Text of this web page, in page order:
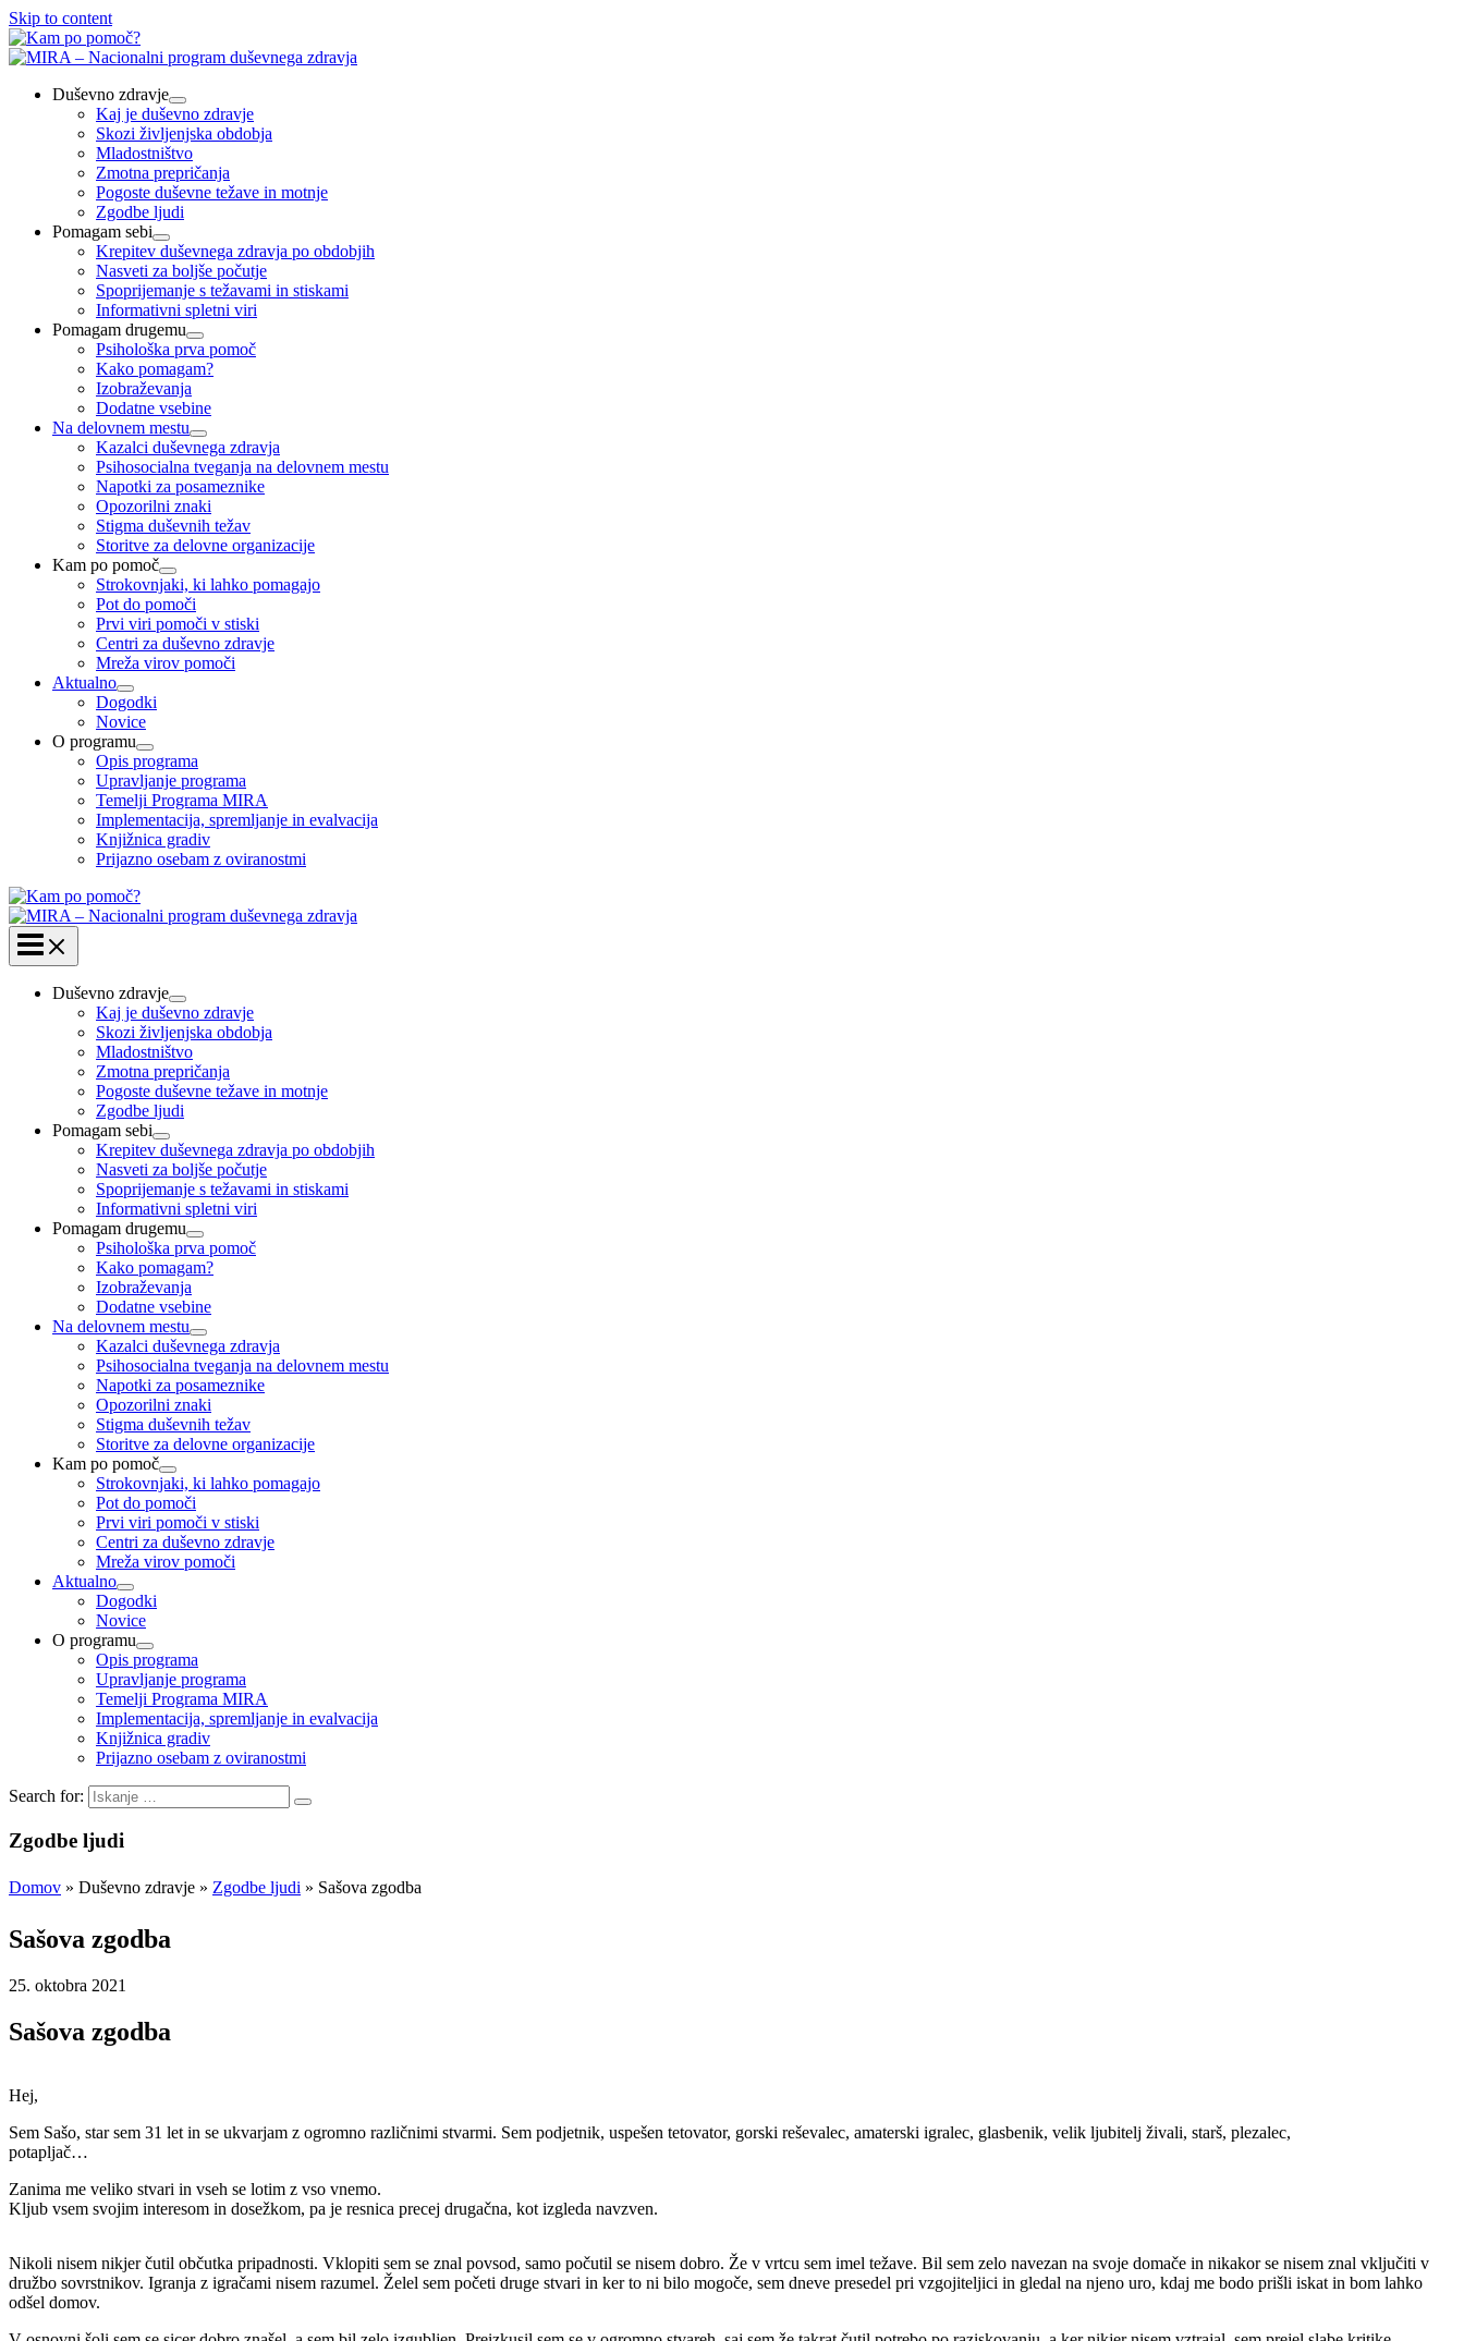
Skip to content
Duševno zdravje
Kaj je duševno zdravje
Skozi življenjska obdobja
Mladostništvo
Zmotna prepričanja
Pogoste duševne težave in motnje
Zgodbe ljudi
Pomagam sebi
Krepitev duševnega zdravja po obdobjih
Nasveti za boljše počutje
Spoprijemanje s težavami in stiskami
Informativni spletni viri
Pomagam drugemu
Psihološka prva pomoč
Kako pomagam?
Izobraževanja
Dodatne vsebine
Na delovnem mestu
Kazalci duševnega zdravja
Psihosocialna tveganja na delovnem mestu
Napotki za posameznike
Opozorilni znaki
Stigma duševnih težav
Storitve za delovne organizacije
Kam po pomoč
Strokovnjaki, ki lahko pomagajo
Pot do pomoči
Prvi viri pomoči v stiski
Centri za duševno zdravje
Mreža virov pomoči
Aktualno
Dogodki
Novice
O programu
Opis programa
Upravljanje programa
Temelji Programa MIRA
Implementacija, spremljanje in evalvacija
Knjižnica gradiv
Prijazno osebam z oviranostmi
Duševno zdravje
Kaj je duševno zdravje
Skozi življenjska obdobja
Mladostništvo
Zmotna prepričanja
Pogoste duševne težave in motnje
Zgodbe ljudi
Pomagam sebi
Krepitev duševnega zdravja po obdobjih
Nasveti za boljše počutje
Spoprijemanje s težavami in stiskami
Informativni spletni viri
Pomagam drugemu
Psihološka prva pomoč
Kako pomagam?
Izobraževanja
Dodatne vsebine
Na delovnem mestu
Kazalci duševnega zdravja
Psihosocialna tveganja na delovnem mestu
Napotki za posameznike
Opozorilni znaki
Stigma duševnih težav
Storitve za delovne organizacije
Kam po pomoč
Strokovnjaki, ki lahko pomagajo
Pot do pomoči
Prvi viri pomoči v stiski
Centri za duševno zdravje
Mreža virov pomoči
Aktualno
Dogodki
Novice
O programu
Opis programa
Upravljanje programa
Temelji Programa MIRA
Implementacija, spremljanje in evalvacija
Knjižnica gradiv
Prijazno osebam z oviranostmi
Search for:
Zgodbe ljudi
Domov » Duševno zdravje » Zgodbe ljudi » Sašova zgodba
Sašova zgodba
25. oktobra 2021
Sašova zgodba
Hej,
Sem Sašo, star sem 31 let in se ukvarjam z ogromno različnimi stvarmi. Sem podjetnik, uspešen tetovator, gorski reševalec, amaterski igralec, glasbenik, velik ljubitelj živali, starš, plezalec,
potapljač…
Zanima me veliko stvari in vseh se lotim z vso vnemo.
Kljub vsem svojim interesom in dosežkom, pa je resnica precej drugačna, kot izgleda navzven.
Nikoli nisem nikjer čutil občutka pripadnosti. Vklopiti sem se znal povsod, samo počutil se nisem dobro. Že v vrtcu sem imel težave. Bil sem zelo navezan na svoje domače in nikakor se nisem znal vključiti v
družbo sovrstnikov. Igranja z igračami nisem razumel. Želel sem početi druge stvari in ker to ni bilo mogoče, sem dneve presedel pri vzgojiteljici in gledal na njeno uro, kdaj me bodo prišli iskat in bom lahko
odšel domov.